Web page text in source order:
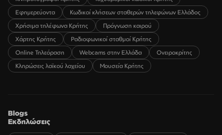
Εφημερεύοντα
Κωδικοί κλήσεων σταθερών τηλεφώνων Ελλάδος
Χρήσιμα τηλέφωνα Κρήτης
Πρόγνωση καιρού
Χάρτης Κρήτης
Ραδιοφωνικοί σταθμοί Κρήτης
Online Τηλεόραση
Webcams στην Ελλάδα
Ονειροκρίτης
Κληρώσεις λαϊκού λαχείου
Μουσεία Κρήτης
Blogs
Εκδηλώσεις